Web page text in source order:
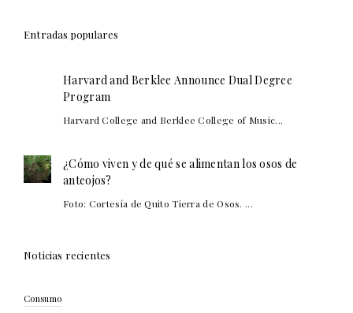
Entradas populares
Harvard and Berklee Announce Dual Degree
Program
Harvard College and Berklee College of Music...
¿Cómo viven y de qué se alimentan los osos de
anteojos?
Foto: Cortesía de Quito Tierra de Osos. ...
Noticias recientes
Consumo